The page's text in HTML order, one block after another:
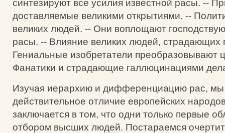
синтезируют все усилия известной расы. --
доставляемые великими открытиями. --
великих людей. -- Они воплощают
расы. -- Влияние великих людей, страдающих
Гениальные изобретатели преобразовывают
Фанатики и страдающие галлюцинациями
Изучая иерархию и дифференциацию рас, мы
действительное отличие европейских
заключается в том, что одни только первые
отбором высших людей. Постараемся